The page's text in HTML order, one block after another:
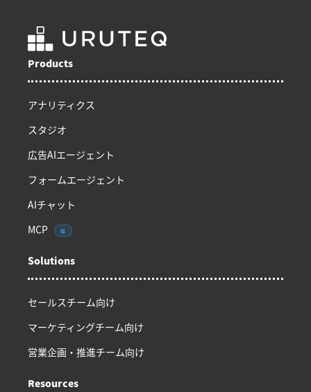
Products
アナリティクス
スタジオ
広告AIエージェント
フォームエージェント
AIチャット
MCP
α
Solutions
セールスチーム向け
マーケティングチーム向け
営業企画・推進チーム向け
Resources